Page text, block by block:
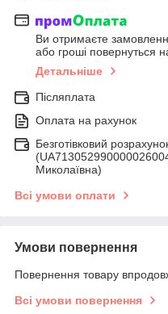
Ви отримаєте
або гроші повернуться
Детальніше
Післяплата
Оплата на рахунок
Безготівковий
Миколаївна)
Всі умови оплати
Умови повернення
Повернення товару
Всі умови повернення